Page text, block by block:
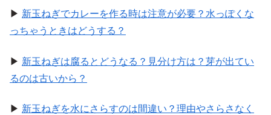
▶ 新玉ねぎでカレーを作る時は注意が必要？水っぽくな
っちゃうときはどうする？
▶ 新玉ねぎは腐るとどうなる？見分け方は？芽が出てい
るのは古いから？
▶ 新玉ねぎを水にさらすのは間違い？理由やさらさなく